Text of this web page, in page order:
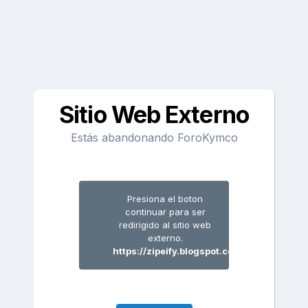
Sitio Web Externo
Estás abandonando ForoKymco
Presiona el boton
continuar para ser
redirigido al sitio web
externo.
https://zipeify.blogspot.com